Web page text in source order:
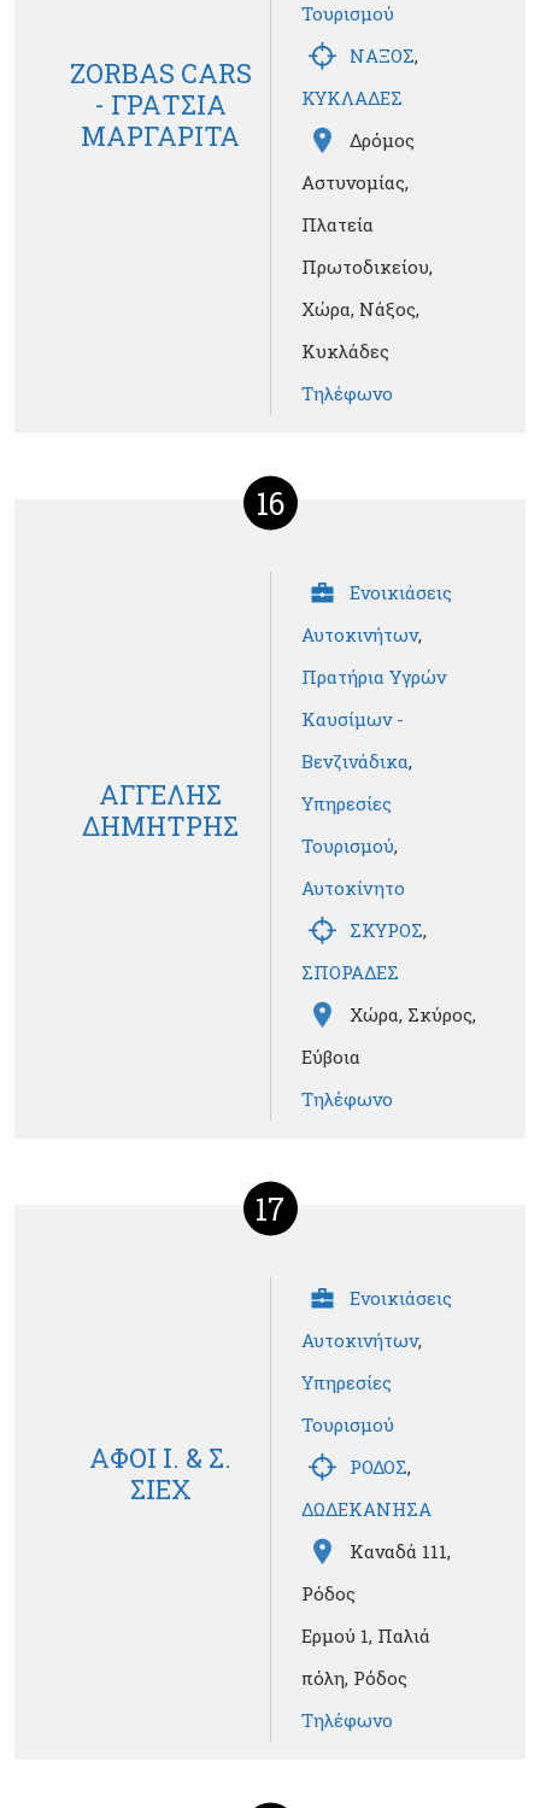
ZORBAS CARS
- ΓΡΑΤΣΙΑ
ΜΑΡΓΑΡΙΤΑ
Τουρισμού
ΝΑΞΟΣ,
ΚΥΚΛΑΔΕΣ
Δρόμος
Αστυνομίας,
Πλατεία
Πρωτοδικείου,
Χώρα, Νάξος,
Κυκλάδες
Τηλέφωνο
16
ΑΓΓΕΛΗΣ
ΔΗΜΗΤΡΗΣ
Ενοικιάσεις
Αυτοκινήτων,
Πρατήρια Υγρών
Καυσίμων -
Βενζινάδικα,
Υπηρεσίες
Τουρισμού,
Αυτοκίνητο
ΣΚΥΡΟΣ,
ΣΠΟΡΑΔΕΣ
Χώρα, Σκύρος,
Εύβοια
Τηλέφωνο
17
ΑΦΟΙ Ι. & Σ.
ΣΙΕΧ
Ενοικιάσεις
Αυτοκινήτων,
Υπηρεσίες
Τουρισμού
ΡΟΔΟΣ,
ΔΩΔΕΚΑΝΗΣΑ
Καναδά 111,
Ρόδος
Ερμού 1, Παλιά
πόλη, Ρόδος
Τηλέφωνο